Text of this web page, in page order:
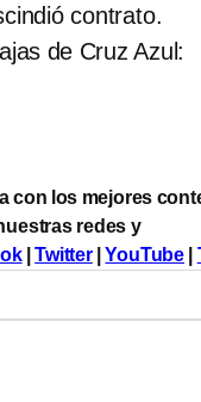
contrato.
de Cruz Azul:
con los mejores
redes y
|Twitter|YouTube